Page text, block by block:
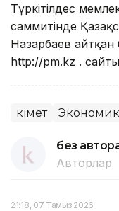
Түркітілдес
саммитінде
Назарбаев
http://pm.kz .
Үкімет
без
Авторлар
21:18, 07 Тамыз 2026